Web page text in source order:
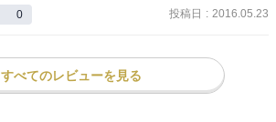
0 投稿日 : 2016.05.23
すべてのレビューを見る